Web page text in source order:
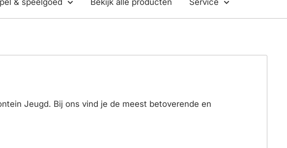
& speelgoed Bekijk alle producten Service
Jeugd. Bij ons vind je de meest betoverende en